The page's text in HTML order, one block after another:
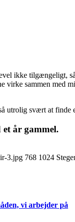
ikke tilgængeligt,
virke sammen med
utrolig svært at finde
år gammel.
3.jpg 768 1024
vi arbejder på